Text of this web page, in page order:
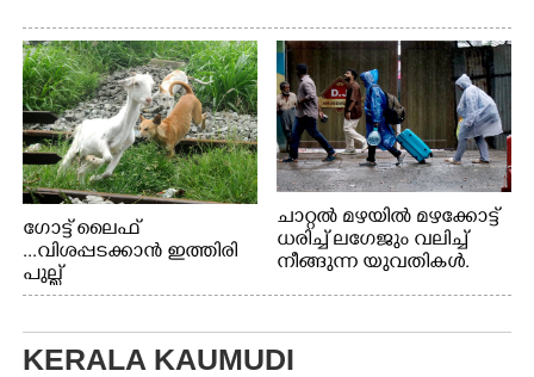
ഗോട്ട് ലൈഫ്
...വിശപ്പടക്കാൻ ഇത്തിരി
പുല്ല്
തിന്നാനെത്തിയതാണ്
വയറിന്റെ ആന്തൽ മറന്ന്
ചാറ്റൽ മഴയിൽ മഴക്കോട്ട്
ധരിച്ച് ലഗേജും വലിച്ച്
നീങ്ങുന്ന യുവതികൾ.
KERALA KAUMUDI